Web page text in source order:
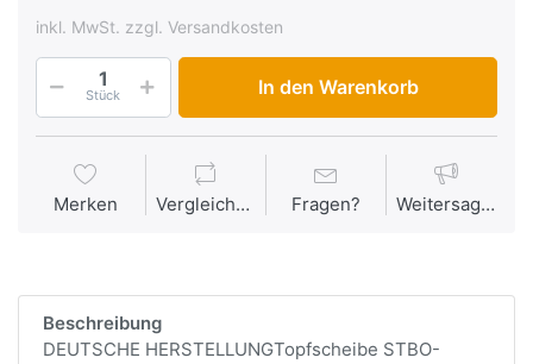
inkl. MwSt. zzgl. Versandkosten
Stück In den Warenkorb
Merken Vergleichen Fragen? Weitersagen
Beschreibung
DEUTSCHE HERSTELLUNGTopfscheibe STBO-